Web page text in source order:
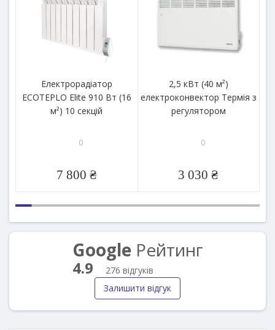
Електрорадіатор
ECOTEPLO Elite 910 Вт (16
м²) 10 секцій
0
7 800 ₴
2,5 кВт (40 м²)
електроконвектор Термія з
регулятором
0
3 030 ₴
GoogleРейтинг
4.9
276 відгуків
Залишити відгук